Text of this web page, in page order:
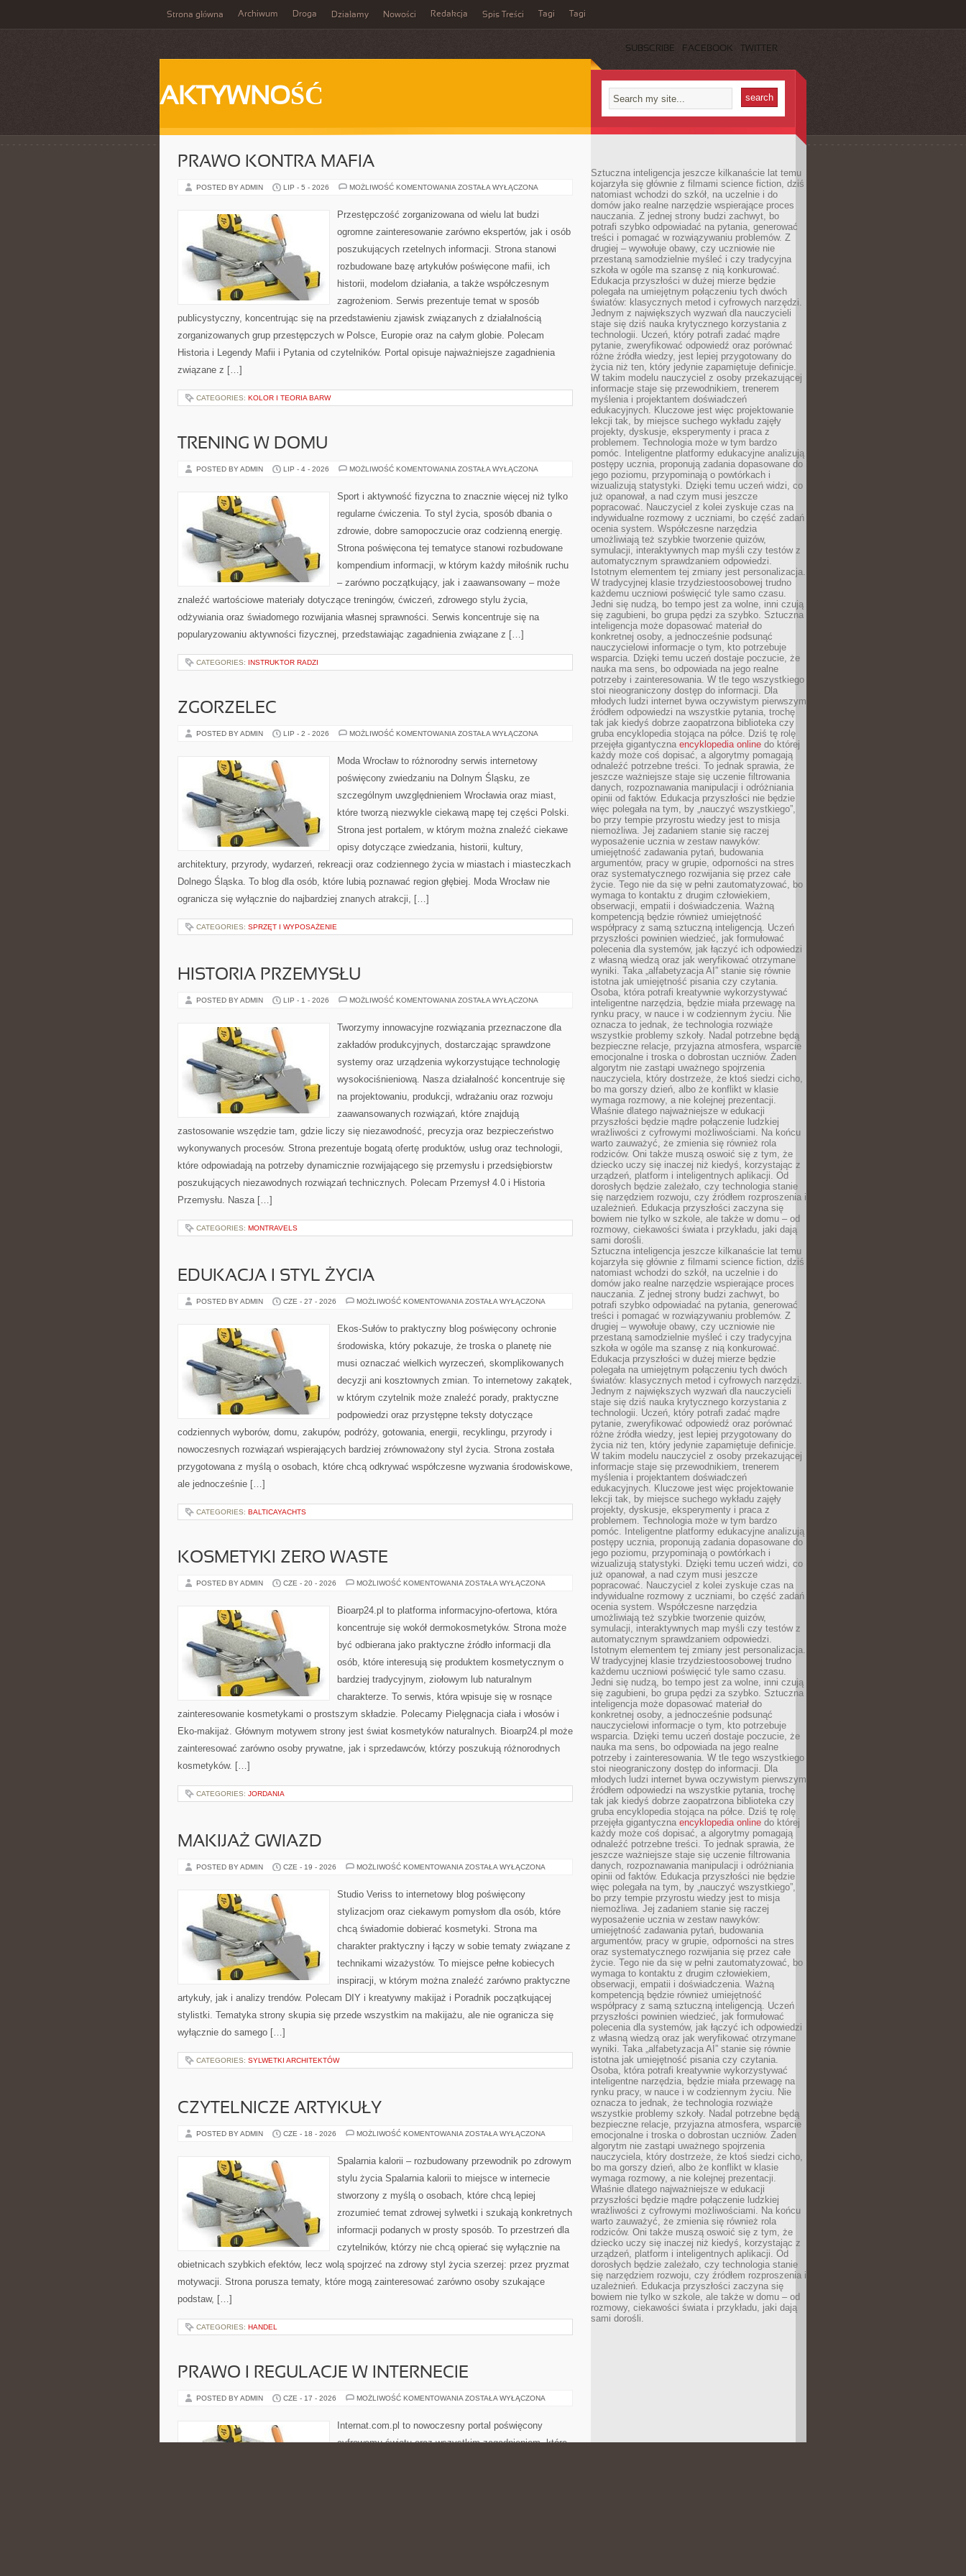
Strona główna Archiwum Droga Działamy Nowości Redakcja Spis Treści Tagi Tagi
SUBSCRIBE FACEBOOK TWITTER
AKTYWNOŚĆ
PRAWO KONTRA MAFIA
POSTED BY ADMIN LIP - 5 - 2026 MOŻLIWOŚĆ KOMENTOWANIA PRAWO
ZOSTAŁA WYŁĄCZONA
Przestępczość zorganizowana od wielu lat budzi
ogromne zainteresowanie zarówno ekspertów, jak i osób
poszukujących rzetelnych informacji. Strona stanowi
rozbudowane bazę artykułów poświęcone mafii, ich
historii, modelom działania, a także współczesnym
zagrożeniom. Serwis prezentuje temat w sposób
publicystyczny, koncentrując się na przedstawieniu zjawisk związanych z działalnością
zorganizowanych grup przestępczych w Polsce, Europie oraz na całym globie. Polecam
Historia i Legendy Mafii i Pytania od czytelników. Portal opisuje najważniejsze zagadnienia
związane z […]
CATEGORIES: KOLOR I TEORIA BARW
TRENING W DOMU
POSTED BY ADMIN LIP - 4 - 2026 MOŻLIWOŚĆ KOMENTOWANIA TRENING
ZOSTAŁA WYŁĄCZONA
Sport i aktywność fizyczna to znacznie więcej niż tylko
regularne ćwiczenia. To styl życia, sposób dbania o
zdrowie, dobre samopoczucie oraz codzienną energię.
Strona poświęcona tej tematyce stanowi rozbudowane
kompendium informacji, w którym każdy miłośnik ruchu
– zarówno początkujący, jak i zaawansowany – może
znaleźć wartościowe materiały dotyczące treningów, ćwiczeń, zdrowego stylu życia,
odżywiania oraz świadomego rozwijania własnej sprawności. Serwis koncentruje się na
popularyzowaniu aktywności fizycznej, przedstawiając zagadnienia związane z […]
CATEGORIES: INSTRUKTOR RADZI
ZGORZELEC
POSTED BY ADMIN LIP - 2 - 2026 MOŻLIWOŚĆ KOMENTOWANIA ZGORZELEC
ZOSTAŁA WYŁĄCZONA
Moda Wrocław to różnorodny serwis internetowy
poświęcony zwiedzaniu na Dolnym Śląsku, ze
szczególnym uwzględnieniem Wrocławia oraz miast,
które tworzą niezwykle ciekawą mapę tej części Polski.
Strona jest portalem, w którym można znaleźć ciekawe
opisy dotyczące zwiedzania, historii, kultury,
architektury, przyrody, wydarzeń, rekreacji oraz codziennego życia w miastach i miasteczkach
Dolnego Śląska. To blog dla osób, które lubią poznawać region głębiej. Moda Wrocław nie
ogranicza się wyłącznie do najbardziej znanych atrakcji, […]
CATEGORIES: SPRZĘT I WYPOSAŻENIE
HISTORIA PRZEMYSŁU
POSTED BY ADMIN LIP - 1 - 2026 MOŻLIWOŚĆ KOMENTOWANIA HISTORIA
ZOSTAŁA WYŁĄCZONA
Tworzymy innowacyjne rozwiązania przeznaczone dla
zakładów produkcyjnych, dostarczając sprawdzone
systemy oraz urządzenia wykorzystujące technologię
wysokociśnieniową. Nasza działalność koncentruje się
na projektowaniu, produkcji, wdrażaniu oraz rozwoju
zaawansowanych rozwiązań, które znajdują
zastosowanie wszędzie tam, gdzie liczy się niezawodność, precyzja oraz bezpieczeństwo
wykonywanych procesów. Strona prezentuje bogatą ofertę produktów, usług oraz technologii,
które odpowiadają na potrzeby dynamicznie rozwijającego się przemysłu i przedsiębiorstw
poszukujących niezawodnych rozwiązań technicznych. Polecam Przemysł 4.0 i Historia
Przemysłu. Nasza […]
CATEGORIES: MONTRAVELS
EDUKACJA I STYL ŻYCIA
POSTED BY ADMIN CZE - 27 - 2026 MOŻLIWOŚĆ KOMENTOWANIA EDUKACJA
ŻYCIA
ZOSTAŁA WYŁĄCZONA
Ekos-Sułów to praktyczny blog poświęcony ochronie
środowiska, który pokazuje, że troska o planetę nie
musi oznaczać wielkich wyrzeczeń, skomplikowanych
decyzji ani kosztownych zmian. To internetowy zakątek,
w którym czytelnik może znaleźć porady, praktyczne
podpowiedzi oraz przystępne teksty dotyczące
codziennych wyborów, domu, zakupów, podróży, gotowania, energii, recyklingu, przyrody i
nowoczesnych rozwiązań wspierających bardziej zrównoważony styl życia. Strona została
przygotowana z myślą o osobach, które chcą odkrywać współczesne wyzwania środowiskowe,
ale jednocześnie […]
CATEGORIES: BALTICAYACHTS
KOSMETYKI ZERO WASTE
POSTED BY ADMIN CZE - 20 - 2026 MOŻLIWOŚĆ KOMENTOWANIA KOSMETYKI
ZOSTAŁA WYŁĄCZONA
Bioarp24.pl to platforma informacyjno-ofertowa, która
koncentruje się wokół dermokosmetyków. Strona może
być odbierana jako praktyczne źródło informacji dla
osób, które interesują się produktem kosmetycznym o
bardziej tradycyjnym, ziołowym lub naturalnym
charakterze. To serwis, która wpisuje się w rosnące
zainteresowanie kosmetykami o prostszym składzie. Polecamy Pielęgnacja ciała i włosów i
Eko-makijaż. Głównym motywem strony jest świat kosmetyków naturalnych. Bioarp24.pl może
zainteresować zarówno osoby prywatne, jak i sprzedawców, którzy poszukują różnorodnych
kosmetyków. […]
CATEGORIES: JORDANIA
MAKIJAŻ GWIAZD
POSTED BY ADMIN CZE - 19 - 2026 MOŻLIWOŚĆ KOMENTOWANIA MAKIJAŻ
ZOSTAŁA WYŁĄCZONA
Studio Veriss to internetowy blog poświęcony
stylizacjom oraz ciekawym pomysłom dla osób, które
chcą świadomie dobierać kosmetyki. Strona ma
charakter praktyczny i łączy w sobie tematy związane z
technikami wizażystów. To miejsce pełne kobiecych
inspiracji, w którym można znaleźć zarówno praktyczne
artykuły, jak i analizy trendów. Polecam DIY i kreatywny makijaż i Poradnik początkującej
stylistki. Tematyka strony skupia się przede wszystkim na makijażu, ale nie ogranicza się
wyłącznie do samego […]
CATEGORIES: SYLWETKI ARCHITEKTÓW
CZYTELNICZE ARTYKUŁY
POSTED BY ADMIN CZE - 18 - 2026 MOŻLIWOŚĆ KOMENTOWANIA CZYTELNICZE
ZOSTAŁA WYŁĄCZONA
Spalarnia kalorii – rozbudowany przewodnik po zdrowym
stylu życia Spalarnia kalorii to miejsce w internecie
stworzony z myślą o osobach, które chcą lepiej
zrozumieć temat zdrowej sylwetki i szukają konkretnych
informacji podanych w prosty sposób. To przestrzeń dla
czytelników, którzy nie chcą opierać się wyłącznie na
obietnicach szybkich efektów, lecz wolą spojrzeć na zdrowy styl życia szerzej: przez pryzmat
motywacji. Strona porusza tematy, które mogą zainteresować zarówno osoby szukające
podstaw, […]
CATEGORIES: HANDEL
PRAWO I REGULACJE W INTERNECIE
POSTED BY ADMIN CZE - 17 - 2026 MOŻLIWOŚĆ KOMENTOWANIA PRAWO
INTERNECIE
ZOSTAŁA WYŁĄCZONA
Internat.com.pl to nowoczesny portal poświęcony
cyfrowemu światu oraz wszystkim zagadnieniom, które
Sztuczna inteligencja jeszcze kilkanaście lat temu
kojarzyła się głównie z filmami science fiction, dziś
natomiast wchodzi do szkół, na uczelnie i do
domów jako realne narzędzie wspierające proces
nauczania. Z jednej strony budzi zachwyt, bo
potrafi szybko odpowiadać na pytania, generować
treści i pomagać w rozwiązywaniu problemów. Z
drugiej – wywołuje obawy, czy uczniowie nie
przestaną samodzielnie myśleć i czy tradycyjna
szkoła w ogóle ma szansę z nią konkurować.
Edukacja przyszłości w dużej mierze będzie
polegała na umiejętnym połączeniu tych dwóch
światów: klasycznych metod i cyfrowych narzędzi.
Jednym z największych wyzwań dla nauczycieli
staje się dziś nauka krytycznego korzystania z
technologii. Uczeń, który potrafi zadać mądre
pytanie, zweryfikować odpowiedź oraz porównać
różne źródła wiedzy, jest lepiej przygotowany do
życia niż ten, który jedynie zapamiętuje definicje.
W takim modelu nauczyciel z osoby przekazującej
informacje staje się przewodnikiem, trenerem
myślenia i projektantem doświadczeń
edukacyjnych. Kluczowe jest więc projektowanie
lekcji tak, by miejsce suchego wykładu zajęły
projekty, dyskusje, eksperymenty i praca z
problemem. Technologia może w tym bardzo
pomóc. Inteligentne platformy edukacyjne analizują
postępy ucznia, proponują zadania dopasowane do
jego poziomu, przypominają o powtórkach i
wizualizują statystyki. Dzięki temu uczeń widzi, co
już opanował, a nad czym musi jeszcze
popracować. Nauczyciel z kolei zyskuje czas na
indywidualne rozmowy z uczniami, bo część zadań
ocenia system. Współczesne narzędzia
umożliwiają też szybkie tworzenie quizów,
symulacji, interaktywnych map myśli czy testów z
automatycznym sprawdzaniem odpowiedzi.
Istotnym elementem tej zmiany jest personalizacja.
W tradycyjnej klasie trzydziestoosobowej trudno
każdemu uczniowi poświęcić tyle samo czasu.
Jedni się nudzą, bo tempo jest za wolne, inni czują
się zagubieni, bo grupa pędzi za szybko. Sztuczna
inteligencja może dopasować materiał do
konkretnej osoby, a jednocześnie podsunąć
nauczycielowi informacje o tym, kto potrzebuje
wsparcia. Dzięki temu uczeń dostaje poczucie, że
nauka ma sens, bo odpowiada na jego realne
potrzeby i zainteresowania. W tle tego wszystkiego
stoi nieograniczony dostęp do informacji. Dla
młodych ludzi internet bywa oczywistym pierwszym
źródłem odpowiedzi na wszystkie pytania, trochę
tak jak kiedyś dobrze zaopatrzona biblioteka czy
gruba encyklopedia stojąca na półce. Dziś tę rolę
przejęła gigantyczna encyklopedia online do której
każdy może coś dopisać, a algorytmy pomagają
odnaleźć potrzebne treści. To jednak sprawia, że
jeszcze ważniejsze staje się uczenie filtrowania
danych, rozpoznawania manipulacji i odróżniania
opinii od faktów. Edukacja przyszłości nie będzie
więc polegała na tym, by „nauczyć wszystkiego”,
bo przy tempie przyrostu wiedzy jest to misja
niemożliwa. Jej zadaniem stanie się raczej
wyposażenie ucznia w zestaw nawyków:
umiejętność zadawania pytań, budowania
argumentów, pracy w grupie, odporności na stres
oraz systematycznego rozwijania się przez całe
życie. Tego nie da się w pełni zautomatyzować, bo
wymaga to kontaktu z drugim człowiekiem,
obserwacji, empatii i doświadczenia. Ważną
kompetencją będzie również umiejętność
współpracy z samą sztuczną inteligencją. Uczeń
przyszłości powinien wiedzieć, jak formułować
polecenia dla systemów, jak łączyć ich odpowiedzi
z własną wiedzą oraz jak weryfikować otrzymane
wyniki. Taka „alfabetyzacja AI” stanie się równie
istotna jak umiejętność pisania czy czytania.
Osoba, która potrafi kreatywnie wykorzystywać
inteligentne narzędzia, będzie miała przewagę na
rynku pracy, w nauce i w codziennym życiu. Nie
oznacza to jednak, że technologia rozwiąże
wszystkie problemy szkoły. Nadal potrzebne będą
bezpieczne relacje, przyjazna atmosfera, wsparcie
emocjonalne i troska o dobrostan uczniów. Żaden
algorytm nie zastąpi uważnego spojrzenia
nauczyciela, który dostrzeże, że ktoś siedzi cicho,
bo ma gorszy dzień, albo że konflikt w klasie
wymaga rozmowy, a nie kolejnej prezentacji.
Właśnie dlatego najważniejsze w edukacji
przyszłości będzie mądre połączenie ludzkiej
wrażliwości z cyfrowymi możliwościami. Na końcu
warto zauważyć, że zmienia się również rola
rodziców. Oni także muszą oswoić się z tym, że
dziecko uczy się inaczej niż kiedyś, korzystając z
urządzeń, platform i inteligentnych aplikacji. Od
dorosłych będzie zależało, czy technologia stanie
się narzędziem rozwoju, czy źródłem rozproszenia i
uzależnień. Edukacja przyszłości zaczyna się
bowiem nie tylko w szkole, ale także w domu – od
rozmowy, ciekawości świata i przykładu, jaki dają
sami dorośli.
Sztuczna inteligencja jeszcze kilkanaście lat temu
kojarzyła się głównie z filmami science fiction, dziś
natomiast wchodzi do szkół, na uczelnie i do
domów jako realne narzędzie wspierające proces
nauczania. Z jednej strony budzi zachwyt, bo
potrafi szybko odpowiadać na pytania, generować
treści i pomagać w rozwiązywaniu problemów. Z
drugiej – wywołuje obawy, czy uczniowie nie
przestaną samodzielnie myśleć i czy tradycyjna
szkoła w ogóle ma szansę z nią konkurować.
Edukacja przyszłości w dużej mierze będzie
polegała na umiejętnym połączeniu tych dwóch
światów: klasycznych metod i cyfrowych narzędzi.
Jednym z największych wyzwań dla nauczycieli
staje się dziś nauka krytycznego korzystania z
technologii. Uczeń, który potrafi zadać mądre
pytanie, zweryfikować odpowiedź oraz porównać
różne źródła wiedzy, jest lepiej przygotowany do
życia niż ten, który jedynie zapamiętuje definicje.
W takim modelu nauczyciel z osoby przekazującej
informacje staje się przewodnikiem, trenerem
myślenia i projektantem doświadczeń
edukacyjnych. Kluczowe jest więc projektowanie
lekcji tak, by miejsce suchego wykładu zajęły
projekty, dyskusje, eksperymenty i praca z
problemem. Technologia może w tym bardzo
pomóc. Inteligentne platformy edukacyjne analizują
postępy ucznia, proponują zadania dopasowane do
jego poziomu, przypominają o powtórkach i
wizualizują statystyki. Dzięki temu uczeń widzi, co
już opanował, a nad czym musi jeszcze
popracować. Nauczyciel z kolei zyskuje czas na
indywidualne rozmowy z uczniami, bo część zadań
ocenia system. Współczesne narzędzia
umożliwiają też szybkie tworzenie quizów,
symulacji, interaktywnych map myśli czy testów z
automatycznym sprawdzaniem odpowiedzi.
Istotnym elementem tej zmiany jest personalizacja.
W tradycyjnej klasie trzydziestoosobowej trudno
każdemu uczniowi poświęcić tyle samo czasu.
Jedni się nudzą, bo tempo jest za wolne, inni czują
się zagubieni, bo grupa pędzi za szybko. Sztuczna
inteligencja może dopasować materiał do
konkretnej osoby, a jednocześnie podsunąć
nauczycielowi informacje o tym, kto potrzebuje
wsparcia. Dzięki temu uczeń dostaje poczucie, że
nauka ma sens, bo odpowiada na jego realne
potrzeby i zainteresowania. W tle tego wszystkiego
stoi nieograniczony dostęp do informacji. Dla
młodych ludzi internet bywa oczywistym pierwszym
źródłem odpowiedzi na wszystkie pytania, trochę
tak jak kiedyś dobrze zaopatrzona biblioteka czy
gruba encyklopedia stojąca na półce. Dziś tę rolę
przejęła gigantyczna encyklopedia online do której
każdy może coś dopisać, a algorytmy pomagają
odnaleźć potrzebne treści. To jednak sprawia, że
jeszcze ważniejsze staje się uczenie filtrowania
danych, rozpoznawania manipulacji i odróżniania
opinii od faktów. Edukacja przyszłości nie będzie
więc polegała na tym, by „nauczyć wszystkiego”,
bo przy tempie przyrostu wiedzy jest to misja
niemożliwa. Jej zadaniem stanie się raczej
wyposażenie ucznia w zestaw nawyków:
umiejętność zadawania pytań, budowania
argumentów, pracy w grupie, odporności na stres
oraz systematycznego rozwijania się przez całe
życie. Tego nie da się w pełni zautomatyzować, bo
wymaga to kontaktu z drugim człowiekiem,
obserwacji, empatii i doświadczenia. Ważną
kompetencją będzie również umiejętność
współpracy z samą sztuczną inteligencją. Uczeń
przyszłości powinien wiedzieć, jak formułować
polecenia dla systemów, jak łączyć ich odpowiedzi
z własną wiedzą oraz jak weryfikować otrzymane
wyniki. Taka „alfabetyzacja AI” stanie się równie
istotna jak umiejętność pisania czy czytania.
Osoba, która potrafi kreatywnie wykorzystywać
inteligentne narzędzia, będzie miała przewagę na
rynku pracy, w nauce i w codziennym życiu. Nie
oznacza to jednak, że technologia rozwiąże
wszystkie problemy szkoły. Nadal potrzebne będą
bezpieczne relacje, przyjazna atmosfera, wsparcie
emocjonalne i troska o dobrostan uczniów. Żaden
algorytm nie zastąpi uważnego spojrzenia
nauczyciela, który dostrzeże, że ktoś siedzi cicho,
bo ma gorszy dzień, albo że konflikt w klasie
wymaga rozmowy, a nie kolejnej prezentacji.
Właśnie dlatego najważniejsze w edukacji
przyszłości będzie mądre połączenie ludzkiej
wrażliwości z cyfrowymi możliwościami. Na końcu
warto zauważyć, że zmienia się również rola
rodziców. Oni także muszą oswoić się z tym, że
dziecko uczy się inaczej niż kiedyś, korzystając z
urządzeń, platform i inteligentnych aplikacji. Od
dorosłych będzie zależało, czy technologia stanie
się narzędziem rozwoju, czy źródłem rozproszenia i
uzależnień. Edukacja przyszłości zaczyna się
bowiem nie tylko w szkole, ale także w domu – od
rozmowy, ciekawości świata i przykładu, jaki dają
sami dorośli.